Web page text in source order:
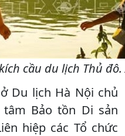
cầu du lịch Thủ đô.
Du lịch Hà Nội chủ
Bảo tồn Di sản
hiệp các Tổ chức